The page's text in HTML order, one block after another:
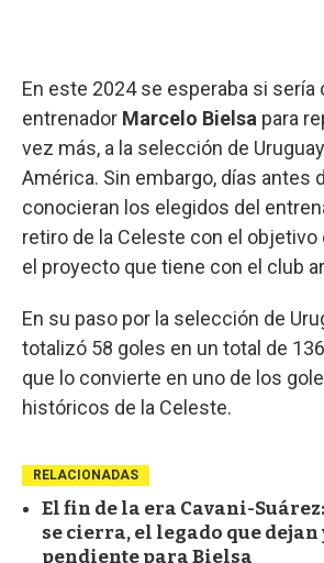
En este 2024 se esperaba si sería
entrenador Marcelo Bielsa para
vez más, a la selección de
América. Sin embargo, días antes
conocieran los elegidos del
retiro de la Celeste con el
el proyecto que tiene con el club
En su paso por la selección de
totalizó 58 goles en un total de
que lo convierte en uno de los
históricos de la Celeste.
RELACIONADAS
El fin de la era Cavani-
se cierra, el legado que
pendiente para Bielsa